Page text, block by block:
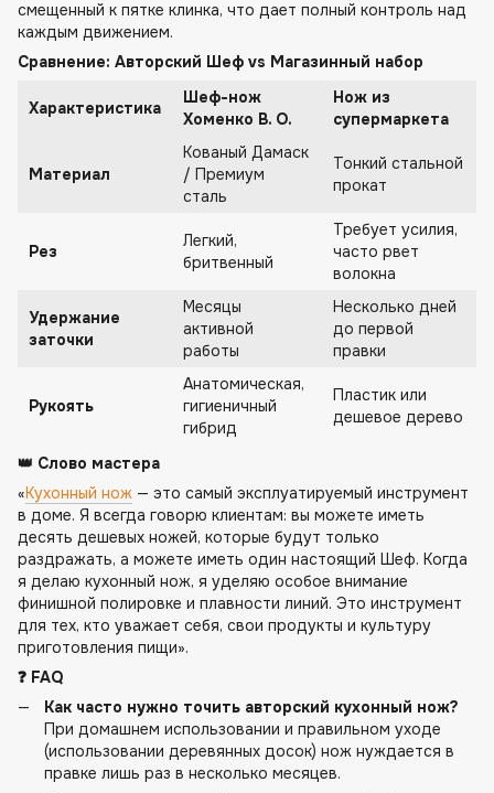
смещенный к пятке клинка, что дает полный контроль над
каждым движением.
Сравнение: Авторский Шеф vs Магазинный набор
Характеристика
Шеф-нож
Хоменко В. О.
Нож из
супермаркета
Материал
Кованый Дамаск
/ Премиум
сталь
Тонкий стальной
прокат
Рез
Легкий,
бритвенный
Требует усилия,
часто рвет
волокна
Удержание
заточки
Месяцы
активной
работы
Несколько дней
до первой
правки
Рукоять
Анатомическая,
гигиеничный
гибрид
Пластик или
дешевое дерево
👑 Слово мастера
«Кухонный нож — это самый эксплуатируемый инструмент
в доме. Я всегда говорю клиентам: вы можете иметь
десять дешевых ножей, которые будут только
раздражать, а можете иметь один настоящий Шеф. Когда
я делаю кухонный нож, я уделяю особое внимание
финишной полировке и плавности линий. Это инструмент
для тех, кто уважает себя, свои продукты и культуру
приготовления пищи».
❓ FAQ
Как часто нужно точить авторский кухонный нож?
При домашнем использовании и правильном уходе
(использовании деревянных досок) нож нуждается в
правке лишь раз в несколько месяцев.